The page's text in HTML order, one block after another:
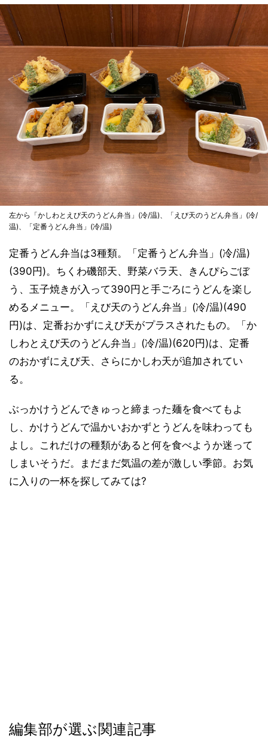
左から「かしわとえび天のうどん弁当」(冷/温)、「えび天のうどん弁当」(冷/
温)、「定番うどん弁当」(冷/温)
定番うどん弁当は3種類。「定番うどん弁当」(冷/温)
(390円)。ちくわ磯部天、野菜バラ天、きんぴらごぼ
う、玉子焼きが入って390円と手ごろにうどんを楽し
めるメニュー。「えび天のうどん弁当」(冷/温)(490
円)は、定番おかずにえび天がプラスされたもの。「か
しわとえび天のうどん弁当」(冷/温)(620円)は、定番
のおかずにえび天、さらにかしわ天が追加されてい
る。
ぶっかけうどんできゅっと締まった麺を食べてもよ
し、かけうどんで温かいおかずとうどんを味わっても
よし。これだけの種類があると何を食べようか迷って
しまいそうだ。まだまだ気温の差が激しい季節。お気
に入りの一杯を探してみては?
編集部が選ぶ関連記事